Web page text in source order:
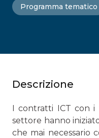
Programma tematico
Descrizione
I contratti ICT con i
settore hanno
che mai necessario